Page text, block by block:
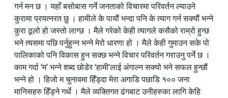
गर्न मन छ । यहाँ बसोबास गर्ने जनताको विचारमा परिवर्तन ल्याउने
कुरामा प्रयत्नरत छु । हामीले के पायौं भन्दा पनि के त्याग गर्न सक्यौं भन्ने
कुरा ठूलो हो जस्तो लाग्छ । मैले गरेको केही त्यागले कसैको राम्रो हुन्छ
भने त्यसमा पछि पर्नुहुन्न भन्ने मेरो धारणा हो । मैले केही गुमाउन सके पो
पालिकाको पनि विकास हुन सक्छ भन्ने विचार परिवर्तन गराउनु पर्ने छ ।
काम गर्दा ‘म’ भन्ने शब्द छोडेर ‘हामी’लाई अंगाल्न सक्यो भने सफल हुन्छौं
भन्ने हो । हिजो म चुनावमा हिँड्दा मेरा अगाडि पछाडि १०० जना
मानिसहरु हिँड्ने गर्थे । मैले व्यक्तिगत ढंगबाट उनीहरुका लागि केहि